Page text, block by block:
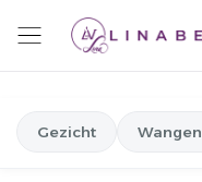
Gezicht Wangen